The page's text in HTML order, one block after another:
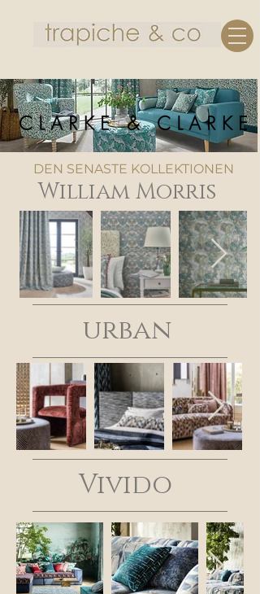
DEN SENASTE KOLLEKTIONEN
William Morris
urban
Vivido